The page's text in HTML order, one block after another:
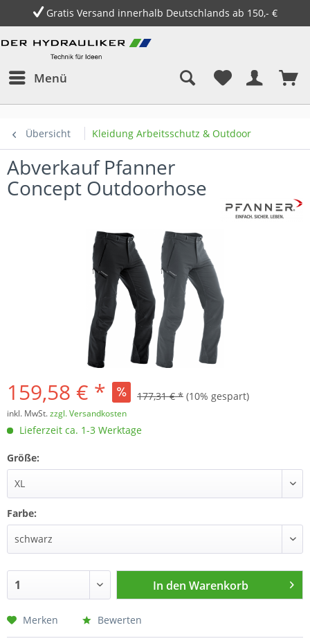
Gratis Versand innerhalb Deutschlands ab 150,- €
Menü
Übersicht Kleidung Arbeitsschutz & Outdoor
Abverkauf Pfanner
Concept Outdoorhose
159,58 € * 177,31 € * (10% gespart)
inkl. MwSt.zzgl. Versandkosten
Lieferzeit ca. 1-3 Werktage
Größe:
Farbe:
In den Warenkorb
Merken Bewerten